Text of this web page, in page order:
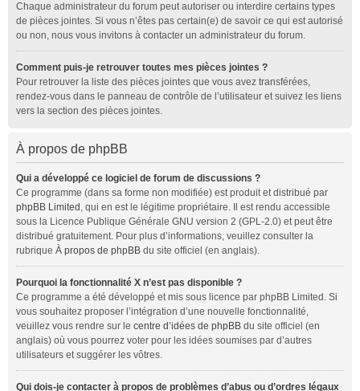
Chaque administrateur du forum peut autoriser ou interdire certains types
de pièces jointes. Si vous n’êtes pas certain(e) de savoir ce qui est autorisé
ou non, nous vous invitons à contacter un administrateur du forum.
Comment puis-je retrouver toutes mes pièces jointes ?
Pour retrouver la liste des pièces jointes que vous avez transférées,
rendez-vous dans le panneau de contrôle de l’utilisateur et suivez les liens
vers la section des pièces jointes.
À propos de phpBB
Qui a développé ce logiciel de forum de discussions ?
Ce programme (dans sa forme non modifiée) est produit et distribué par
phpBB Limited , qui en est le légitime propriétaire. Il est rendu accessible
sous la Licence Publique Générale GNU version 2 (GPL-2.0) et peut être
distribué gratuitement. Pour plus d’informations, veuillez consulter la
rubrique À propos de phpBB du site officiel (en anglais).
Pourquoi la fonctionnalité X n’est pas disponible ?
Ce programme a été développé et mis sous licence par phpBB Limited. Si
vous souhaitez proposer l’intégration d’une nouvelle fonctionnalité,
veuillez vous rendre sur le centre d’idées de phpBB du site officiel (en
anglais) où vous pourrez voter pour les idées soumises par d’autres
utilisateurs et suggérer les vôtres.
Qui dois-je contacter à propos de problèmes d’abus ou d’ordres légaux